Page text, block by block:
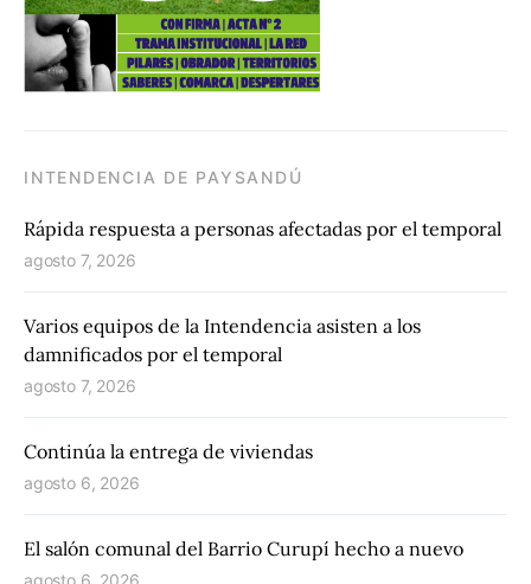
INTENDENCIA DE PAYSANDÚ
Rápida respuesta a personas afectadas por el temporal
agosto 7, 2026
Varios equipos de la Intendencia asisten a los
damnificados por el temporal
agosto 7, 2026
Continúa la entrega de viviendas
agosto 6, 2026
El salón comunal del Barrio Curupí hecho a nuevo